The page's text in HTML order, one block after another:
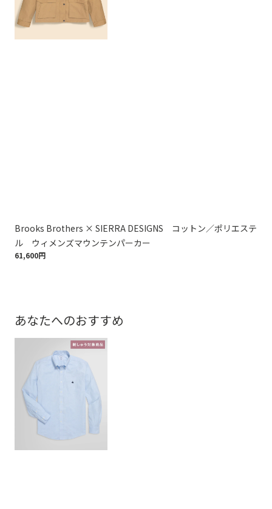
Brooks Brothers × SIERRA DESIGNS コットン／ポリエステ
ル ウィメンズマウンテンパーカー
61,600円
あなたへのおすすめ